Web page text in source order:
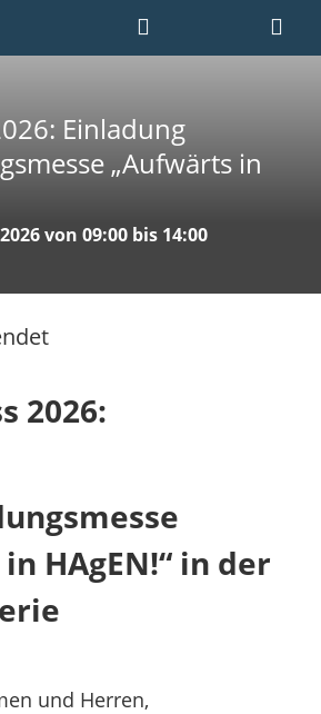
Einladung
„Aufwärts in
von 09:00 bis 14:00
2026:
HAgEN!“ in der
und Herren,